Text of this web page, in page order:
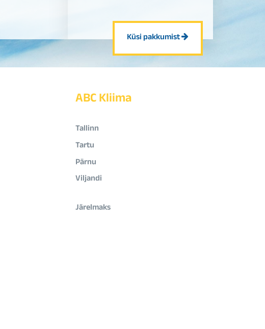
Küsi pakkumist
ABC Kliima
Tallinn
Tartu
Pärnu
Viljandi
Järelmaks